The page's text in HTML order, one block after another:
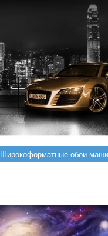
Широкоформатные обои